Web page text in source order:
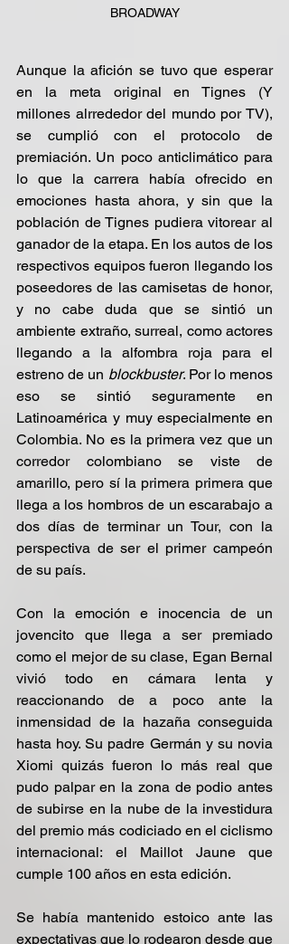
BROADWAY
Aunque la afición se tuvo que esperar
en la meta original en Tignes (Y
millones alrrededor del mundo por TV),
se cumplió con el protocolo de
premiación. Un poco anticlimático para
lo que la carrera había ofrecido en
emociones hasta ahora, y sin que la
población de Tignes pudiera vitorear al
ganador de la etapa. En los autos de los
respectivos equipos fueron llegando los
poseedores de las camisetas de honor,
y no cabe duda que se sintió un
ambiente extraño, surreal, como actores
llegando a la alfombra roja para el
estreno de un blockbuster. Por lo menos
eso se sintió seguramente en
Latinoamérica y muy especialmente en
Colombia. No es la primera vez que un
corredor colombiano se viste de
amarillo, pero sí la primera primera que
llega a los hombros de un escarabajo a
dos días de terminar un Tour, con la
perspectiva de ser el primer campeón
de su país.
Con la emoción e inocencia de un
jovencito que llega a ser premiado
como el mejor de su clase, Egan Bernal
vivió todo en cámara lenta y
reaccionando de a poco ante la
inmensidad de la hazaña conseguida
hasta hoy. Su padre Germán y su novia
Xiomi quizás fueron lo más real que
pudo palpar en la zona de podio antes
de subirse en la nube de la investidura
del premio más codiciado en el ciclismo
internacional: el Maillot Jaune que
cumple 100 años en esta edición.
Se había mantenido estoico ante las
expectativas que lo rodearon desde que